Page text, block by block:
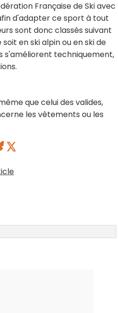
Française de Ski avec
d'adapter ce sport à tout
sont donc classés suivant
soit en ski alpin ou en ski de
s'améliorent techniquement,
que celui des valides,
les vêtements ou les